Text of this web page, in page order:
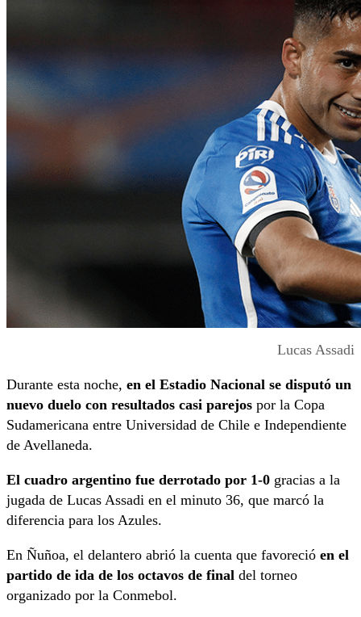
Lucas Assadi
Durante esta noche, en el Estadio Nacional se disputó un
nuevo duelo con resultados casi parejos por la Copa
Sudamericana entre Universidad de Chile e Independiente
de Avellaneda.
El cuadro argentino fue derrotado por 1-0 gracias a la
jugada de Lucas Assadi en el minuto 36, que marcó la
diferencia para los Azules.
En Ñuñoa, el delantero abrió la cuenta que favoreció en el
partido de ida de los octavos de final del torneo
organizado por la Conmebol.